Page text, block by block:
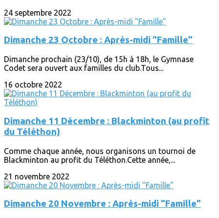
24 septembre 2022
Dimanche 23 Octobre : Après-midi "Famille"
Dimanche prochain (23/10), de 15h à 18h, le Gymnase
Codet sera ouvert aux familles du club.Tous...
16 octobre 2022
Dimanche 11 Décembre : Blackminton (au profit
du Téléthon)
Comme chaque année, nous organisons un tournoi de
Blackminton au profit du Téléthon.Cette année,...
21 novembre 2022
Dimanche 20 Novembre : Après-midi "Famille"